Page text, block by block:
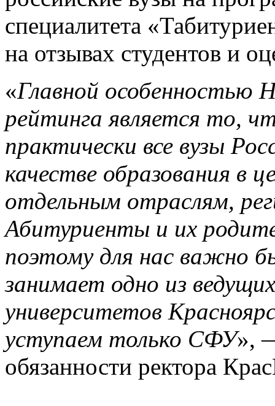
специалитета
на отзывах студентов и
«Главной особенностью
рейтинга является то,
практически все вузы
качестве образования в
отдельным отраслям,
Абитуриенты и их
поэтому для нас важно
занимает одно из
университетов
уступаем только СФУ»,
обязанности ректора